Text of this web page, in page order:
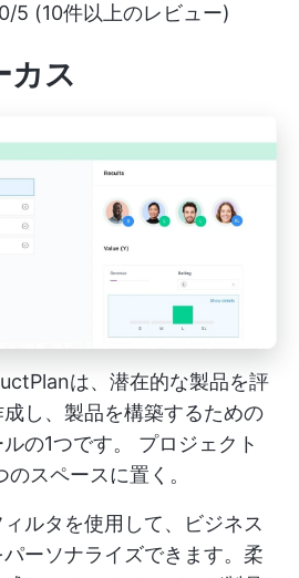
5 (10件以上のレビュー)
カス
は、潜在的な製品を評
し、製品を構築するための
の1つです。 プロジェクト
のスペースに置く。
ルタを使用して、ビジネス
ーソナライズできます。柔